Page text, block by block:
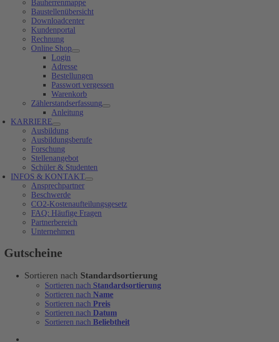
Bauherrenmappe
Baustellenübersicht
Downloadcenter
Kundenportal
Rechnung
Online Shop
Login
Adresse
Bestellungen
Passwort vergessen
Warenkorb
Zählerstandserfassung
Anleitung
KARRIERE
Ausbildung
Ausbildungsberufe
Forschung
Stellenangebot
Schüler & Studenten
INFOS & KONTAKT
Ansprechpartner
Beschwerde
CO2-Kostenaufteilungsgesetz
FAQ: Häufige Fragen
Partnerbereich
Unternehmen
Gutscheine
Sortieren nach Standardsortierung
Sortieren nach Standardsortierung
Sortieren nach Name
Sortieren nach Preis
Sortieren nach Datum
Sortieren nach Beliebtheit